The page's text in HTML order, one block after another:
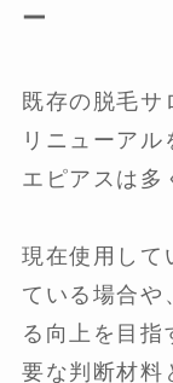
ー
既存の脱毛サ
リニューアル
エピアスは多
現在使用して
ている場合や
る向上を目指
要な判断材料